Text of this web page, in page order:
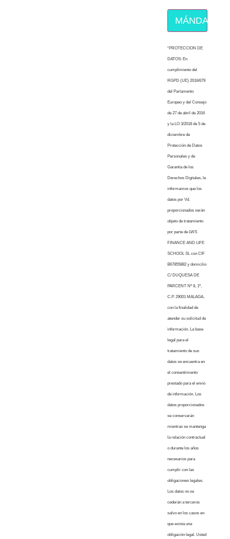
MÁNDAME
“PROTECCION DE
DATOS: En
cumplimiento del
RGPD (UE) 2016/679
del Parlamento
Europeo y del Consejo
de 27 de abril de 2016
y la LO 3/2018 de 5 de
diciembre de
Protección de Datos
Personales y de
Garantía de los
Derechos Digitales, le
informamos que los
datos por Vd.
proporcionados serán
objeto de tratamiento
por parte de LWS
FINANCE AND LIFE
SCHOOL SL con CIF
B67855882 y domicilio
C/ DUQUESA DE
PARCENT Nº 8, 1º,
C.P. 29001 MALAGA,
con la finalidad de
atender su solicitud de
información. La base
legal para el
tratamiento de sus
datos se encuentra en
el consentimiento
prestado para el envío
de información. Los
datos proporcionados
se conservarán
mientras se mantenga
la relación contractual
o durante los años
necesarios para
cumplir con las
obligaciones legales.
Los datos no se
cederán a terceros
salvo en los casos en
que exista una
obligación legal. Usted